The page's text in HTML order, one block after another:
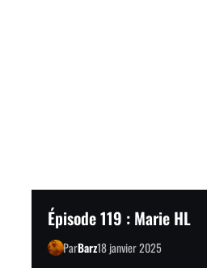
Épisode 119 : Marie HL
ParBarz18 janvier 2025